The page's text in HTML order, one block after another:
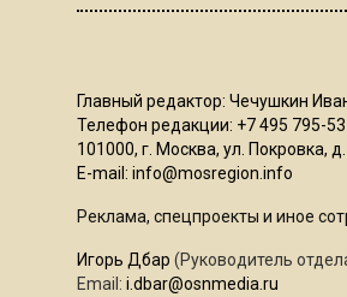
Главный редактор: Чечушкин
Телефон редакции: +7 495 795-
101000, г. Москва, ул. Покровка,
E-mail: info@mosregion.info
Реклама, спецпроекты и иное
Игорь Дбар (Руководитель
Email: i.dbar@osnmedia.ru